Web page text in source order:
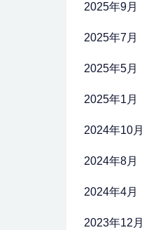
2025年9月
2025年7月
2025年5月
2025年1月
2024年10月
2024年8月
2024年4月
2023年12月